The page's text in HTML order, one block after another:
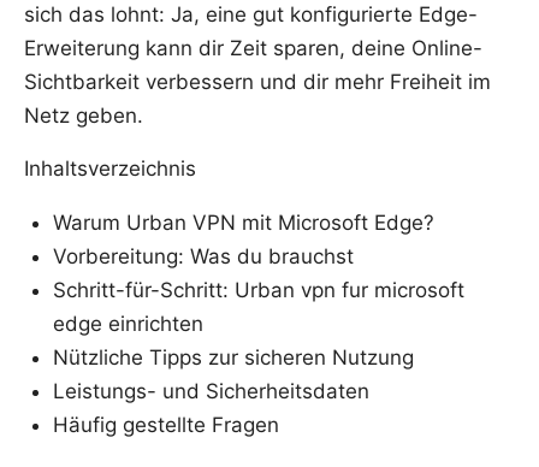
sich das lohnt: Ja, eine gut konfigurierte Edge-
Erweiterung kann dir Zeit sparen, deine Online-
Sichtbarkeit verbessern und dir mehr Freiheit im
Netz geben.
Inhaltsverzeichnis
Warum Urban VPN mit Microsoft Edge?
Vorbereitung: Was du brauchst
Schritt-für-Schritt: Urban vpn fur microsoft
edge einrichten
Nützliche Tipps zur sicheren Nutzung
Leistungs- und Sicherheitsdaten
Häufig gestellte Fragen